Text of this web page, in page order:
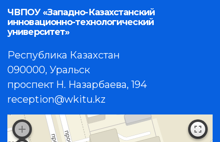
ЧВПОУ «Западно-Казахстанский
инновационно-технологический
университет»
Республика Казахстан
090000, Уральск
проспект Н. Назарбаева, 194
reception@wkitu.kz